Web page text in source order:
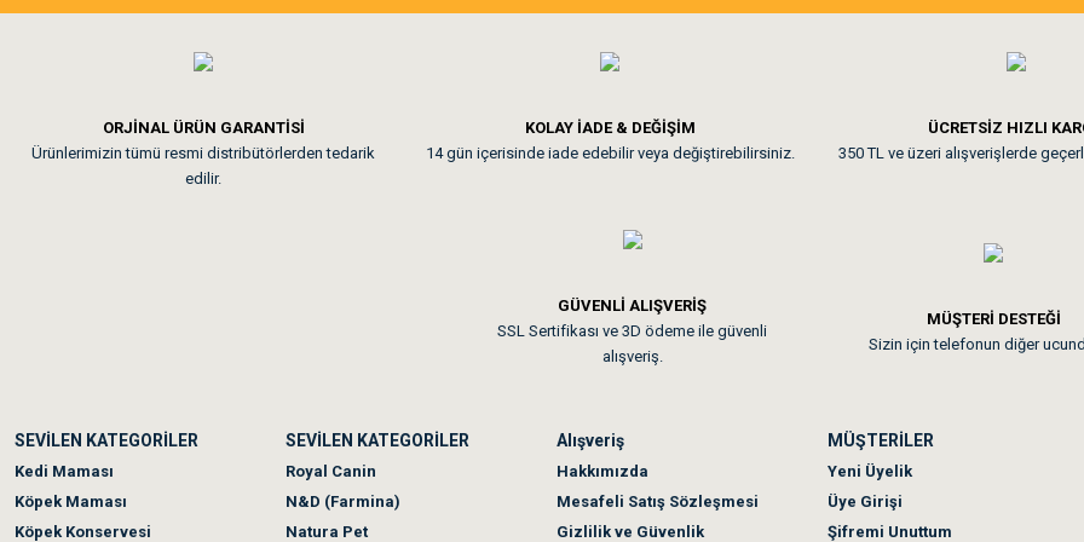
Tavşanım kafesinin kalitesine ve paketlemesine bayıldım Pamuk için aradığım tüm
Kedilerim beğeniyorlar. Memnunuz. Uygun fiyatta olması iyi.
Akşam verdiğim sipariş bir sonraki gün elime ulaştı. Jack russell köpeğim severek yedi. Tüy
ORJİNAL ÜRÜN GARANTİSİ
Ürünlerimizin tümü resmi distribütörlerden tedarik
edilir.
KOLAY İADE & DEĞİŞİM
14 gün içerisinde iade edebilir veya değiştirebilirsiniz.
ÜCRETSİZ HIZLI
350 TL ve üzeri alışverişlerde
GÜVENLİ ALIŞVERİŞ
SSL Sertifikası ve 3D ödeme ile güvenli
alışveriş.
MÜŞTERİ DESTEĞİ
Sizin için telefonun diğer
SEVİLEN KATEGORİLER
Kedi Maması
Köpek Maması
Köpek Konservesi
SEVİLEN KATEGORİLER
Royal Canin
N&D (Farmina)
Natura Pet
Alışveriş
Hakkımızda
Mesafeli Satış Sözleşmesi
Gizlilik ve Güvenlik
MÜŞTERİLER
Yeni Üyelik
Üye Girişi
Şifremi Unuttum